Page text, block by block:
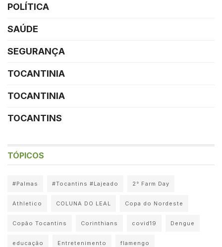
POLÍTICA
SAÚDE
SEGURANÇA
TOCANTINIA
TOCANTINIA
TOCANTINS
TÓPICOS
#Palmas #Tocantins #Lajeado 2° Farm Day
Athletico COLUNA DO LEAL Copa do Nordeste
Copão Tocantins Corinthians covid19 Dengue
educação Entretenimento flamengo